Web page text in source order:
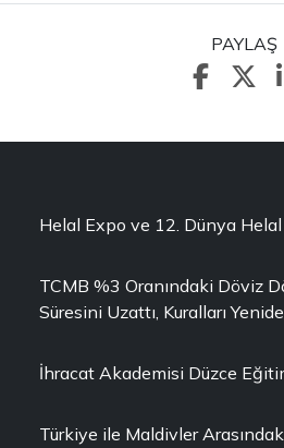
PAYLAŞ
Helal Expo ve 12. Dünya
TCMB %3 Oranındaki Döviz
Süresini Uzattı, Kuralları
İhracat Akademisi Düzce
Türkiye ile Maldivler